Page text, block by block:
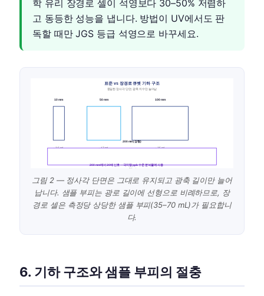
학 유리 장경로 셀이 석영보다 30–50% 저렴하
고 동등한 성능을 냅니다. 방법이 UV에서도 판
독할 때만 JGS 등급 석영으로 바꾸세요.
표준 vs 장경로 큐벳 기하 구조
동일한 정사각 단면; 광축 치수만 늘어남
10 mm
~ 3.5 mL
50 mm
~ 17 mL
100 mm
~ 35 mL
200 mm (장형)
~ 70 mL
200 mm에서 20배 신호 — 극미량 ppb 수준 분석물에 사용
그림 2 — 정사각 단면은 그대로 유지되고 광축 길이만 늘어
납니다. 샘플 부피는 광로 길이에 선형으로 비례하므로, 장
경로 셀은 측정당 상당한 샘플 부피(35–70 mL)가 필요합니
다.
6. 기하 구조와 샘플 부피의 절충